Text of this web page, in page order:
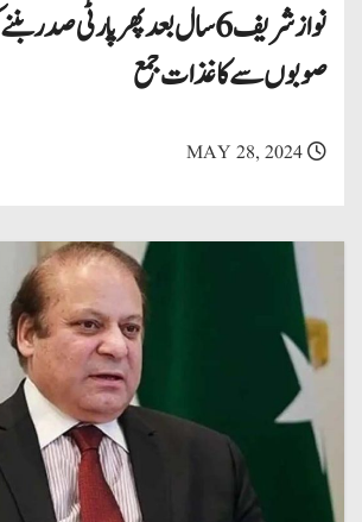
نواز شریف 6 سال بعد پھر پارٹی صدر
صوبوں سے کاغذات جمع
MAY 28, 2024